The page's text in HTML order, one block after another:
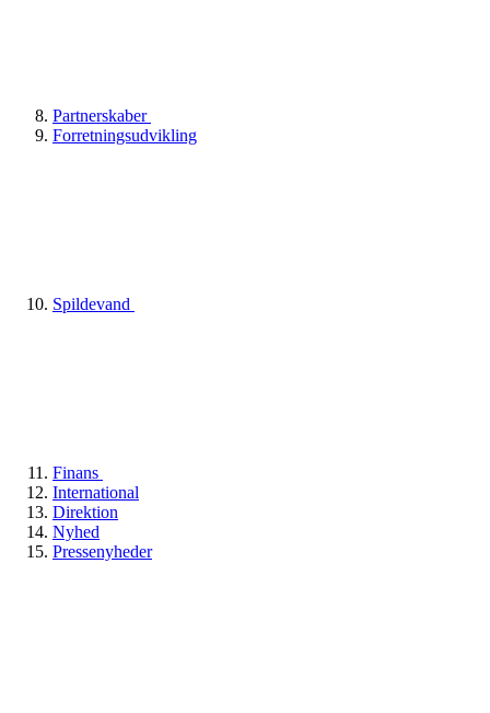
Partnerskaber
Forretningsudvikling
Spildevand
Finans
International
Direktion
Nyhed
Pressenyheder